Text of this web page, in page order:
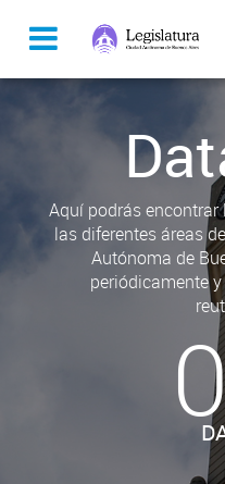
Aquí podrás
las diferentes áreas
Autónoma de
periódicamente